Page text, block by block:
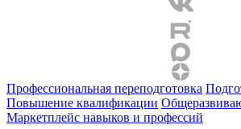
Профессиональная переподготовка
Повышение квалификации
Маркетплейс навыков и профессий